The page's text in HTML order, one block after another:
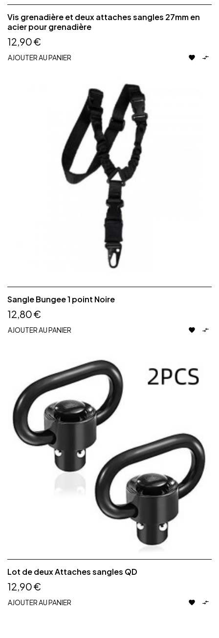
Vis grenadière et deux attaches sangles 27mm en
acier pour grenadière
12,90 €
AJOUTER AU PANIER  
Sangle Bungee 1 point Noire
12,80 €
AJOUTER AU PANIER  
Lot de deux Attaches sangles QD
12,90 €
AJOUTER AU PANIER  